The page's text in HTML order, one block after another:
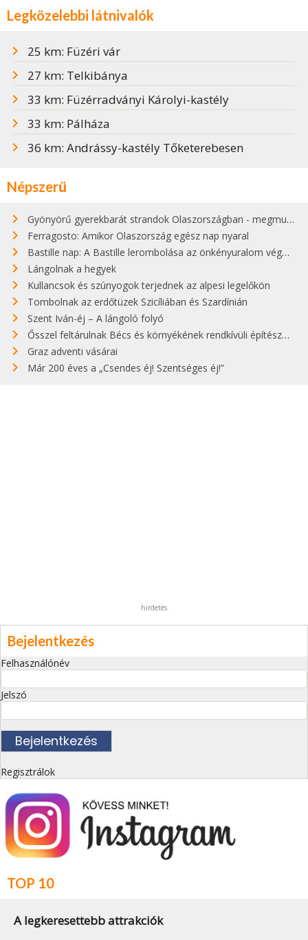
Legközelebbi látnivalók
25 km: Füzéri vár
27 km: Telkibánya
33 km: Füzérradványi Károlyi-kastély
33 km: Pálháza
36 km: Andrássy-kastély Tőketerebesen
Népszerű
Gyönyörű gyerekbarát strandok Olaszországban - megmutatjuk a 15 legjobbat
Ferragosto: Amikor Olaszország egész nap nyaral
Bastille nap: A Bastille lerombolása az önkényuralom végét jelentette
Lángolnak a hegyek
Kullancsok és szúnyogok terjednek az alpesi legelőkön
Tombolnak az erdőtüzek Szicíliában és Szardínián
Szent Iván-éj – A lángoló folyó
Ősszel feltárulnak Bécs és környékének rendkívüli építészeti kincsei
Graz adventi vásárai
Már 200 éves a „Csendes éj! Szentséges éj!”
hirdetés
Bejelentkezés
Felhasználónév
Jelszó
Regisztrálok
TOP 10
A legkeresettebb attrakciók